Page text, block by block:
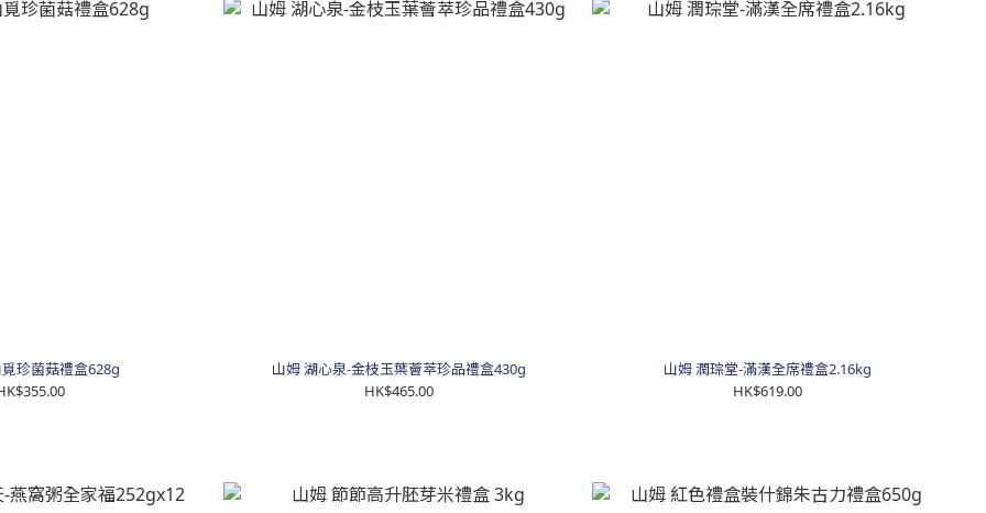
珍菌菇禮盒628g
山姆 湖心泉-金枝玉葉薈萃珍品禮盒430g
HK$465.00
山姆 潤琮堂-滿漢全席禮盒2.16kg
HK$619.00